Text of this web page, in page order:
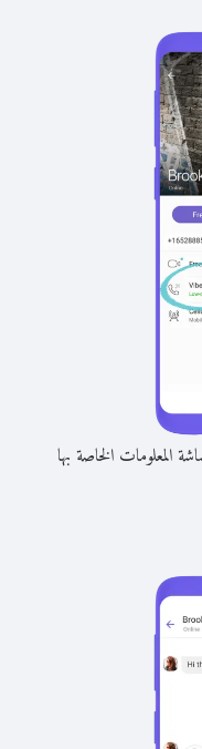
المعلومات الخاصة بها